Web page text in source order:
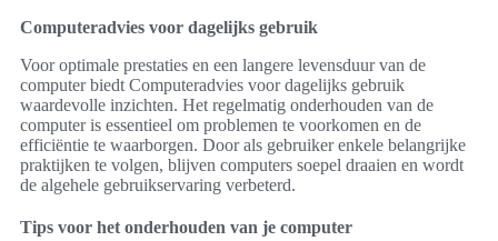
Computeradvies voor dagelijks gebruik
Voor optimale prestaties en een langere levensduur van de
computer biedt Computeradvies voor dagelijks gebruik
waardevolle inzichten. Het regelmatig onderhouden van de
computer is essentieel om problemen te voorkomen en de
efficiëntie te waarborgen. Door als gebruiker enkele belangrijke
praktijken te volgen, blijven computers soepel draaien en wordt
de algehele gebruikservaring verbeterd.
Tips voor het onderhouden van je computer